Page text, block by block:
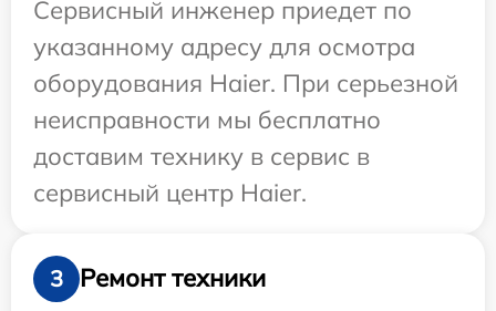
Сервисный инженер приедет по
указанному адресу для осмотра
оборудования Haier. При серьезной
неисправности мы бесплатно
доставим технику в сервис в
сервисный центр Haier.
3 Ремонт техники